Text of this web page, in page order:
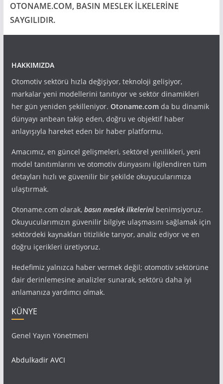
OTONAME.COM, BASIN MESLEK İLKELERİNE
SAYGILIDIR.
HAKKIMIZDA
Otomotiv sektörü hızla değişiyor, teknoloji gelişiyor,
markalar yeni modellerini tanıtıyor ve sektör dinamikleri
her gün yeniden şekilleniyor. Otoname.comda bu dinamik
dünyayı anbean takip eden, doğru ve objektif haber
anlayışıyla hareket eden bir haber platformu.
Amacımız, en güncel gelişmeleri, sektörel yenilikleri, yeni
model tanıtımlarını ve otomotiv dünyasını ilgilendiren tüm
detayları hızlı ve güvenilir bir şekilde okuyucularımıza
ulaştırmak.
Otoname.com olarak, basın meslek ilkelerinibenimsiyoruz.
Okuyucularımızın güvenilir bilgiye ulaşmasını sağlamak için
sektördeki kaynakları titizlikle tarıyor, analiz ediyor ve en
doğru içerikleri üretiyoruz.
Hedefimiz yalnızca haber vermek değil; otomotiv sektörüne
dair derinlemesine analizler sunarak, sektörü daha iyi
anlamanıza yardımcı olmak.
KÜNYE
Genel Yayın Yönetmeni
Abdulkadir AVCI